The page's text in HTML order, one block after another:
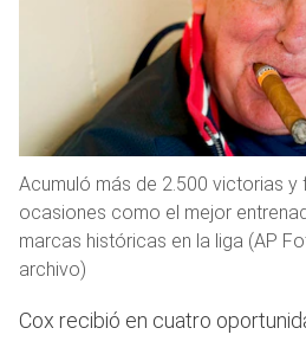
Acumuló más de 2.500 victorias y
ocasiones como el mejor
marcas históricas en la liga (AP
archivo)
Cox recibió en cuatro